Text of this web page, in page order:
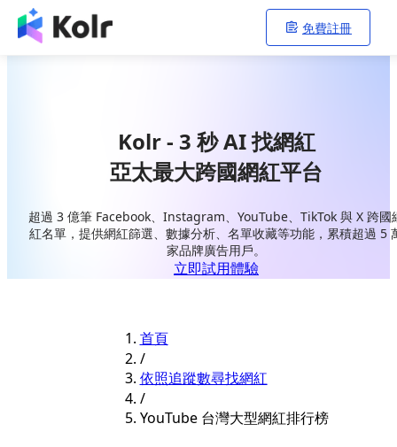
免費註冊
Kolr - 3 秒 AI 找網紅
亞太最大跨國網紅平台
超過 3 億筆 Facebook、Instagram、YouTube、TikTok 與 X 跨國
紅名單，提供網紅篩選、數據分析、名單收藏等功能，累積超過 5
家品牌廣告用戶。
立即試用體驗
首頁
/
依照追蹤數尋找網紅
/
YouTube 台灣大型網紅排行榜